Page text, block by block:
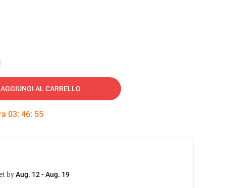
AGGIUNGI AL CARRELLO
03: 46: 54
byAug. 12 - Aug. 19